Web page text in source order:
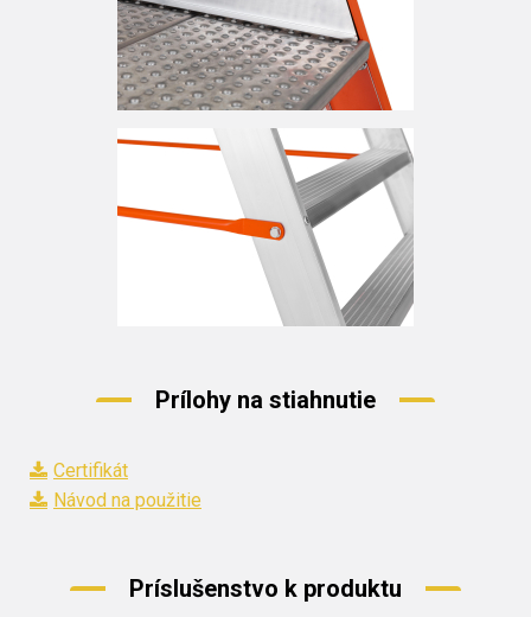
Prílohy na stiahnutie
Certifikát
Návod na použitie
Príslušenstvo k produktu